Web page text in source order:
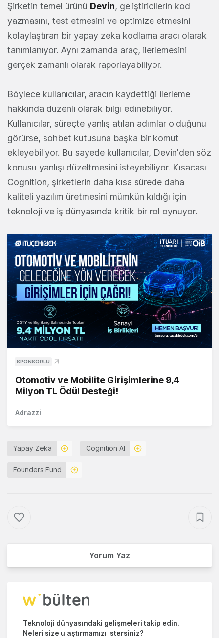
Şirketin temel ürünü Devin, geliştiricilerin kod
yazmasını, test etmesini ve optimize etmesini
kolaylaştıran bir yapay zeka kodlama aracı olarak
tanımlanıyor. Aynı zamanda araç, ilerlemesini
gerçek zamanlı olarak raporlayabiliyor.
Böylece kullanıcılar, aracın kaydettiği ilerleme
hakkında düzenli olarak bilgi edinebiliyor.
Kullanıcılar, süreçte yanlış atılan adımlar olduğunu
görürse, sohbet kutusuna başka bir komut
ekleyebiliyor. Bu sayede kullanıcılar, Devin'den söz
konusu yanlışı düzeltmesini isteyebiliyor. Kısacası
Cognition, şirketlerin daha kısa sürede daha
kaliteli yazılım üretmesini mümkün kıldığı için
teknoloji ve iş dünyasında kritik bir rol oynuyor.
SPONSORLU
Otomotiv ve Mobilite Girişimlerine 9,4
Milyon TL Ödül Desteği!
Adrazzi
Yapay Zeka Cognition AI
Founders Fund
Yorum Yaz
Teknoloji dünyasındaki gelişmeleri takip edin.
Neleri size ulaştırmamızı istersiniz?